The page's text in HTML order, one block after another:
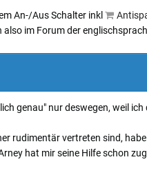
An-/Aus Schalter inkl
im Forum der
genau" nur deswegen, weil
rudimentär vertreten sind,
hat mir seine Hilfe schon